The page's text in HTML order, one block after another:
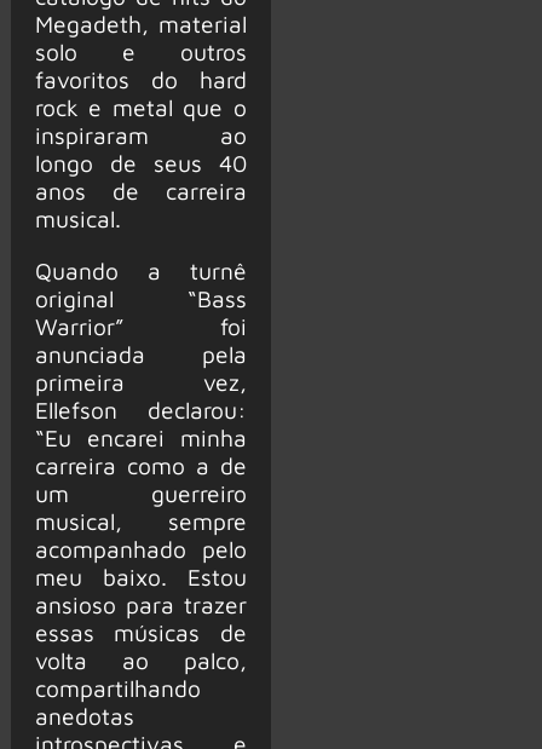
Megadeth, material
solo e outros
favoritos do hard
rock e metal que o
inspiraram ao
longo de seus 40
anos de carreira
musical.
Quando a turnê
original “Bass
Warrior” foi
anunciada pela
primeira vez,
Ellefson declarou:
“Eu encarei minha
carreira como a de
um guerreiro
musical, sempre
acompanhado pelo
meu baixo. Estou
ansioso para trazer
essas músicas de
volta ao palco,
compartilhando
anedotas
introspectivas e